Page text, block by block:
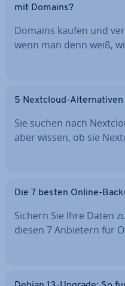
mit Domains?
Domains kaufen und
wenn man denn weiß,
5 Nextcloud-
Sie suchen nach
aber wissen, ob sie
Die 7 besten Online-
Sichern Sie Ihre Daten
diesen 7 Anbietern für